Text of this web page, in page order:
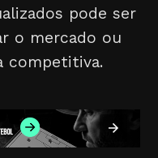
pode ser
o mercado ou
competitiva.